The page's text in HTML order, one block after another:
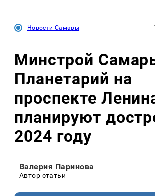
Новости Самары
Минстрой
Планетарий на
проспекте
планируют
2024 году
Валерия Паринова
Автор статьи